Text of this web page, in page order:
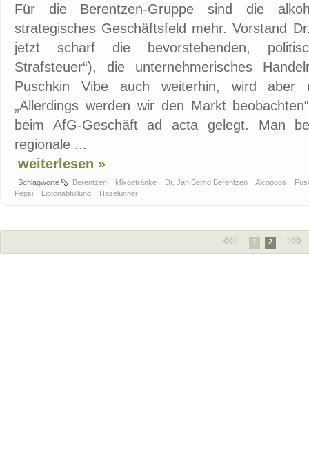
Für die Berentzen-Gruppe sind die
strategisches Geschäftsfeld mehr. Vorstand
jetzt scharf die bevorstehenden,
Strafsteuer“), die unternehmerisches
Puschkin Vibe auch weiterhin, wird aber
„Allerdings werden wir den Markt
beim AfG-Geschäft ad acta gelegt. Man
regionale ...
weiterlesen »
Schlagworte Berentzen Mixgetränke Dr. Jan Bernd Berentzen Alcopops
Pepsi
Liptonabfüllung Haselünner
1 2